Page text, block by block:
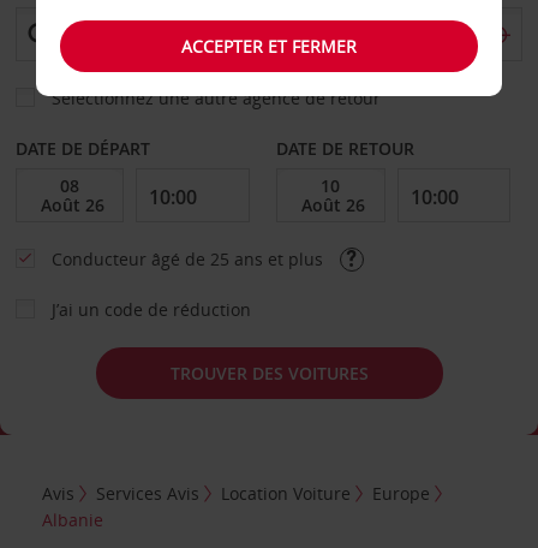
Sélectionnez une autre agence de retour
DATE DE DÉPART DATE DE RETOUR
Conducteur âgé de 25 ans et plus
J’ai un code de réduction
TROUVER DES VOITURES
Avis Services Avis Location Voiture
Europe
Albanie
ACCEPTER ET FERMER